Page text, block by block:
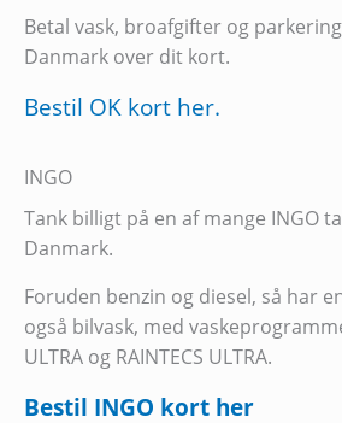
Betal vask, broafgifter og
Danmark over dit kort.
Bestil OK kort her.
INGO
Tank billigt på en af mange INGO
Danmark.
Foruden benzin og diesel, så har
også bilvask, med
ULTRA og RAINTECS ULTRA.
Bestil INGO kort her